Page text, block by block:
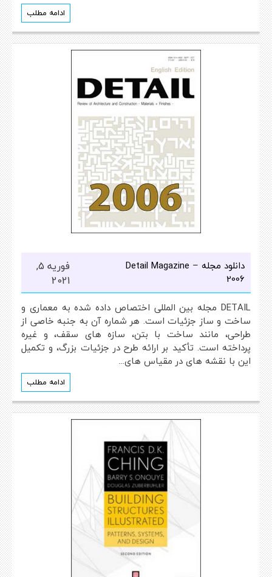
ادامه مطلب
دانلود مجله Detail Magazine –
2006
فوریه 5,
2021
DETAIL مجله بین المللی اختصاص داده شده به معماری و
ساخت و ساز جزئیات است. هر شماره آن به جنبه خاصی از
طراحی، مانند ساخت با بتن، سازه های سقف، و غیره
پرداخته است. تأکید بر ارائه طرح در جزئیات بزرگ، و تکمیل
این با نقشه های در مقیاس های…
ادامه مطلب